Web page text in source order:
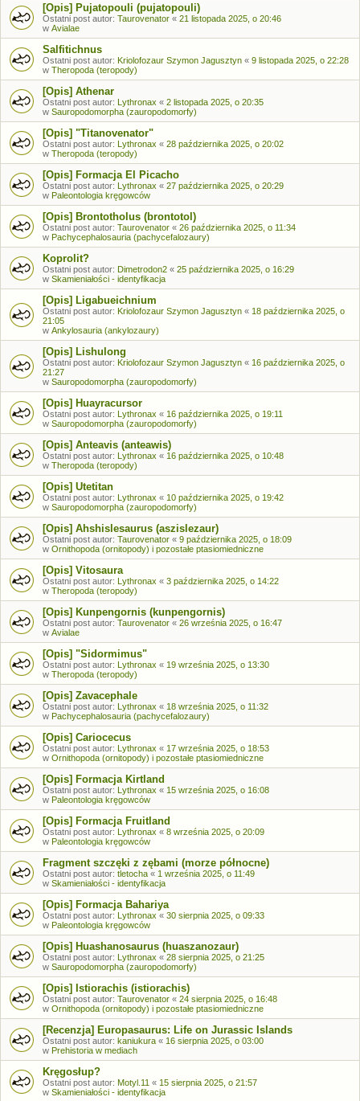
[Opis] Pujatopouli (pujatopouli)
Ostatni post autor: Taurovenator « 21 listopada 2025, o 20:46
w Avialae
Salfitichnus
Ostatni post autor: Kriolofozaur Szymon Jagusztyn « 9 listopada 2025, o 22:28
w Theropoda (teropody)
[Opis] Athenar
Ostatni post autor: Lythronax « 2 listopada 2025, o 20:35
w Sauropodomorpha (zauropodomorfy)
[Opis] "Titanovenator"
Ostatni post autor: Lythronax « 28 października 2025, o 20:02
w Theropoda (teropody)
[Opis] Formacja El Picacho
Ostatni post autor: Lythronax « 27 października 2025, o 20:29
w Paleontologia kręgowców
[Opis] Brontotholus (brontotol)
Ostatni post autor: Taurovenator « 26 października 2025, o 11:34
w Pachycephalosauria (pachycefalozaury)
Koprolit?
Ostatni post autor: Dimetrodon2 « 25 października 2025, o 16:29
w Skamieniałości - identyfikacja
[Opis] Ligabueichnium
Ostatni post autor: Kriolofozaur Szymon Jagusztyn « 18 października 2025, o
21:05
w Ankylosauria (ankylozaury)
[Opis] Lishulong
Ostatni post autor: Kriolofozaur Szymon Jagusztyn « 16 października 2025, o
21:27
w Sauropodomorpha (zauropodomorfy)
[Opis] Huayracursor
Ostatni post autor: Lythronax « 16 października 2025, o 19:11
w Sauropodomorpha (zauropodomorfy)
[Opis] Anteavis (anteawis)
Ostatni post autor: Lythronax « 16 października 2025, o 10:48
w Theropoda (teropody)
[Opis] Utetitan
Ostatni post autor: Lythronax « 10 października 2025, o 19:42
w Sauropodomorpha (zauropodomorfy)
[Opis] Ahshislesaurus (aszislezaur)
Ostatni post autor: Taurovenator « 9 października 2025, o 18:09
w Ornithopoda (ornitopody) i pozostałe ptasiomiedniczne
[Opis] Vitosaura
Ostatni post autor: Lythronax « 3 października 2025, o 14:22
w Theropoda (teropody)
[Opis] Kunpengornis (kunpengornis)
Ostatni post autor: Taurovenator « 26 września 2025, o 16:47
w Avialae
[Opis] "Sidormimus"
Ostatni post autor: Lythronax « 19 września 2025, o 13:30
w Theropoda (teropody)
[Opis] Zavacephale
Ostatni post autor: Lythronax « 18 września 2025, o 11:32
w Pachycephalosauria (pachycefalozaury)
[Opis] Cariocecus
Ostatni post autor: Lythronax « 17 września 2025, o 18:53
w Ornithopoda (ornitopody) i pozostałe ptasiomiedniczne
[Opis] Formacja Kirtland
Ostatni post autor: Lythronax « 15 września 2025, o 16:08
w Paleontologia kręgowców
[Opis] Formacja Fruitland
Ostatni post autor: Lythronax « 8 września 2025, o 20:09
w Paleontologia kręgowców
Fragment szczęki z zębami (morze północne)
Ostatni post autor: tletocha « 1 września 2025, o 11:49
w Skamieniałości - identyfikacja
[Opis] Formacja Bahariya
Ostatni post autor: Lythronax « 30 sierpnia 2025, o 09:33
w Paleontologia kręgowców
[Opis] Huashanosaurus (huaszanozaur)
Ostatni post autor: Lythronax « 28 sierpnia 2025, o 21:25
w Sauropodomorpha (zauropodomorfy)
[Opis] Istiorachis (istiorachis)
Ostatni post autor: Taurovenator « 24 sierpnia 2025, o 16:48
w Ornithopoda (ornitopody) i pozostałe ptasiomiedniczne
[Recenzja] Europasaurus: Life on Jurassic Islands
Ostatni post autor: kaniukura « 16 sierpnia 2025, o 03:00
w Prehistoria w mediach
Kręgosłup?
Ostatni post autor: Motyl.11 « 15 sierpnia 2025, o 21:57
w Skamieniałości - identyfikacja